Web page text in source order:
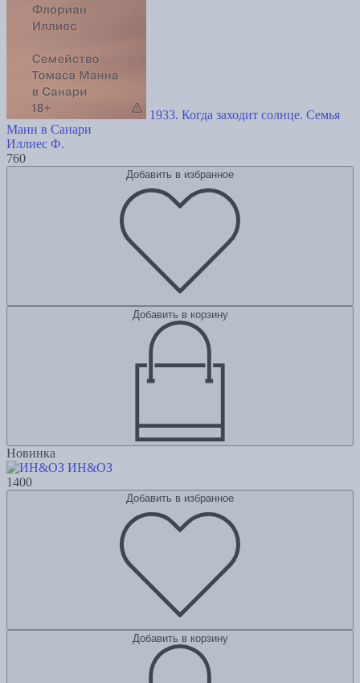
1933. Когда заходит солнце. Семья
Манн в Санари
Иллиес Ф.
760
Добавить в избранное
Добавить в корзину
Новинка
ИН&ОЗ
1400
Добавить в избранное
Добавить в корзину